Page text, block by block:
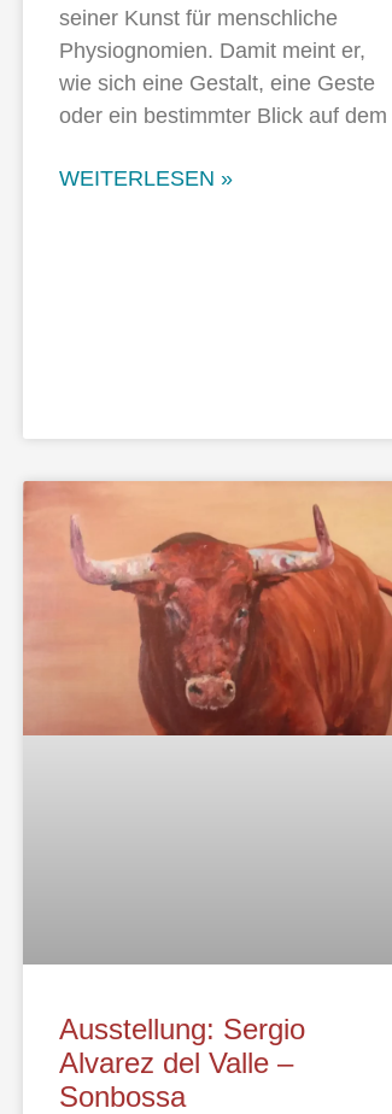
seiner Kunst für menschliche
Physiognomien. Damit meint er,
wie sich eine Gestalt, eine Geste
oder ein bestimmter Blick auf dem
WEITERLESEN »
Ausstellung: Sergio
Alvarez del Valle –
Sonbossa